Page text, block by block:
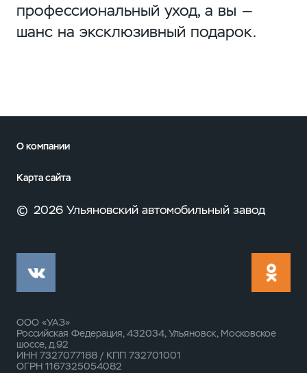
профессиональный уход, а вы —
шанс на эксклюзивный подарок.
О компании
Карта сайта
© 2026 Ульяновский автомобильный завод
ООО «УАЗ»
Российская Федерация, 432034, Ульяновск, Московское
шоссе, д.92
ИНН 7327077188 / КПП 732701001
ОГРН 1167325054082